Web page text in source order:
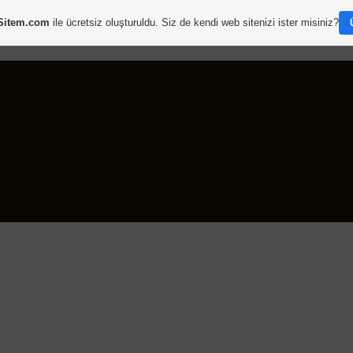
ile ücretsiz oluşturuldu. Siz de kendi web sitenizi ister misiniz?